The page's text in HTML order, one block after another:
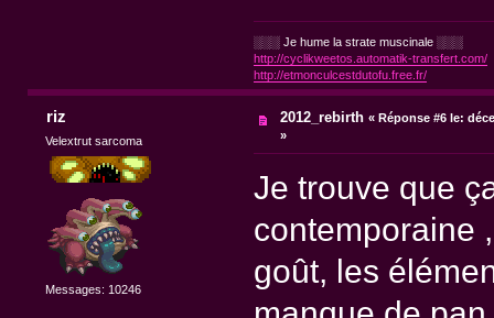
░░░ Je hume la strate muscinale ░░░
http://cyclikweetos.automatik-transfert.com/
http://etmonculcestdutofu.free.fr/
riz
Velextrut sarcoma
Messages: 10246
2012_rebirth «Réponse #6 le:
»
Je trouve que
contemporaine
goût, les